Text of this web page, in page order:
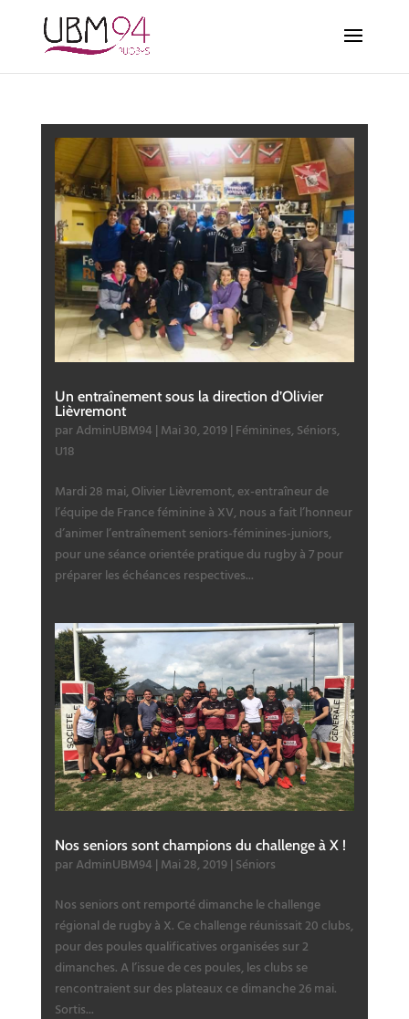
Un entraînement sous la direction d’Olivier
Lièvremont
parAdminUBM94 | Mai 30, 2019| Féminines,Séniors,
U18
Mardi 28 mai, Olivier Lièvremont, ex-entraîneur de
l’équipe de France féminine à XV, nous a fait l’honneur
d’animer l’entraînement seniors-féminines-juniors,
pour une séance orientée pratique du rugby à 7 pour
préparer les échéances respectives...
Nos seniors sont champions du challenge à X !
parAdminUBM94 | Mai 28, 2019| Séniors
Nos seniors ont remporté dimanche le challenge
régional de rugby à X. Ce challenge réunissait 20 clubs,
pour des poules qualificatives organisées sur 2
dimanches. A l’issue de ces poules, les clubs se
rencontraient sur des plateaux ce dimanche 26 mai.
Sortis...